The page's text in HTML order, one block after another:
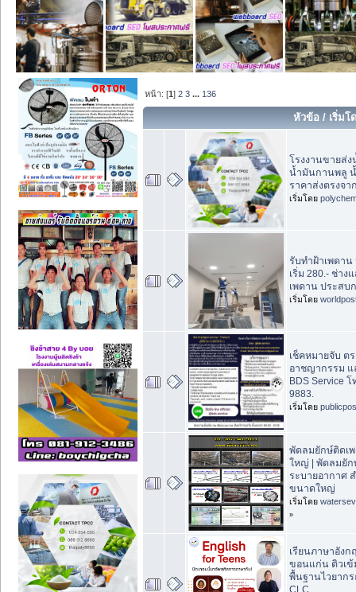
หน้า: [1]2 3 ... 136
หัวข้อ / เริ่มโ
โรงงานขายส่
น้ำมันกานพลู
ราคาส่งตรงจา
เริ่มโดย
รับทำฝ้าเพดา
เริ่ม 280.- ช่าง
เพดาน ประสบ
เริ่มโดย
เช็คหมายจับ ต
อาชญากรรม แ
BDS Service
9883.
เริ่มโดย
พัดลมยักษ์ติดเ
ใหญ่ | พัดลมยัก
ระบายอากาศ
ขนาดใหญ่
เริ่มโดย
»
เรียนภาษาอังก
ขอนแก่น ติวเข้
พื้นฐานไวยาก
CLC.